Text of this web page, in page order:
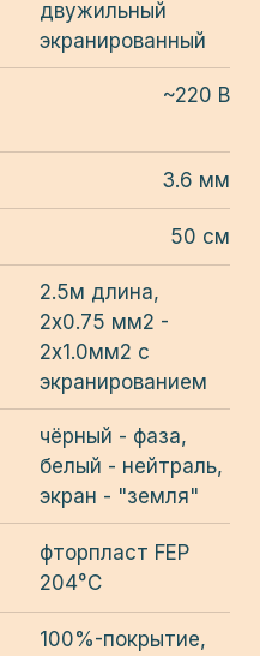
двужильный
экранированный
~220 В
3.6 мм
50 см
2.5м длина,
2х0.75 мм2 -
2x1.0мм2 с
экранированием
чёрный - фаза,
белый - нейтраль,
экран - "земля"
фторпласт FEP
204°C
100%-покрытие,